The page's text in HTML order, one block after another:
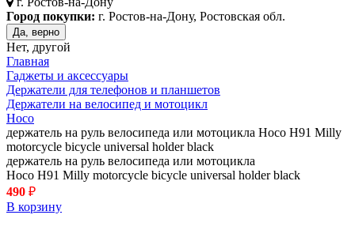
Город покупки: г. Ростов-на-Дону, Ростовская обл.
Да, верно
Нет, другой
Главная
Гаджеты и аксессуары
Держатели для телефонов и планшетов
Держатели на велосипед и мотоцикл
Hoco
держатель на руль велосипеда или мотоцикла Hoco H91 Milly
motorcycle bicycle universal holder black
держатель на руль велосипеда или мотоцикла
Hoco H91 Milly motorcycle bicycle universal holder black
490 ₽
В корзину